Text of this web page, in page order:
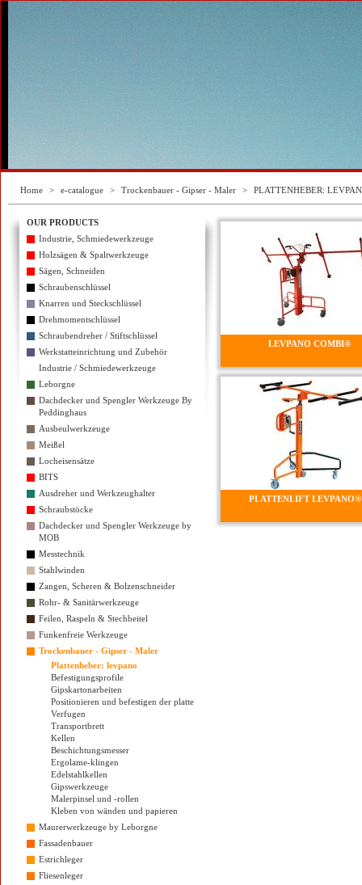
Home > e-catalogue > Trockenbauer - Gipser - Maler > PLATTENHEBER:
OUR PRODUCTS
Industrie, Schmiedewerkzeuge
Holzsägen & Spaltwerkzeuge
Sägen, Schneiden
Schraubenschlüssel
Knarren und Steckschlüssel
Drehmomentschlüssel
Schraubendreher / Stiftschlüssel
Werkstatteinrichtung und Zubehör
Industrie / Schmiedewerkzeuge
Leborgne
Dachdecker und Spengler Werkzeuge By
Peddinghaus
Ausbeulwerkzeuge
Meißel
Locheisensätze
BITS
Ausdreher und Werkzeughalter
Schraubstöcke
Dachdecker und Spengler Werkzeuge by
MOB
Messtechnik
Stahlwinden
Zangen, Scheren & Bolzenschneider
Rohr- & Sanitärwerkzeuge
Feilen, Raspeln & Stechbeitel
Funkenfreie Werkzeuge
Trockenbauer - Gipser - Maler
Plattenheber: levpano
Befestigungsprofile
Gipskartonarbeiten
Positionieren und befestigen der platte
Verfugen
Transportbrett
Kellen
Beschichtungsmesser
Ergolame-klingen
Edelstahlkellen
Gipswerkzeuge
Malerpinsel und -rollen
Kleben von wänden und papieren
Maurerwerkzeuge by Leborgne
Fassadenbauer
Estrichleger
Fliesenleger
LEVPANO COMBI®
PLATTENLIFT